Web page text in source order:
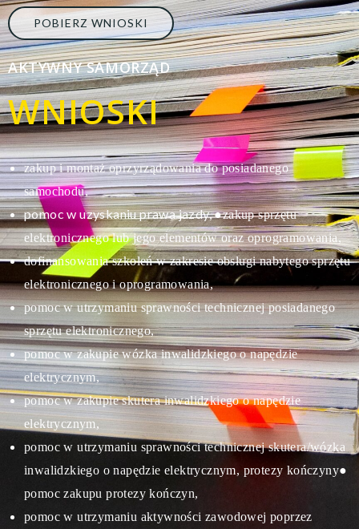
POBIERZ WNIOSKI
AKTYWNY SAMORZĄD
WNIOSKI
zakup i montaż oprzyrządowania do posiadanego
samochodu,
pomoc w uzyskaniu prawa jazdy,●zakup sprzętu
elektronicznego lub jego elementów oraz oprogramowania,
dofinansowania szkoleń w zakresie obsługi nabytego sprzętu
elektronicznego i oprogramowania,
pomoc w utrzymaniu sprawności technicznej posiadanego
sprzętu elektronicznego,
pomoc w zakupie wózka inwalidzkiego o napędzie
elektrycznym,
pomoc w zakupie skutera inwalidzkiego o napędzie
elektrycznym,
pomoc w utrzymaniu sprawności technicznej skutera/wózka
inwalidzkiego o napędzie elektrycznym, protezy kończyny●
pomoc zakupu protezy kończyn,
pomoc w utrzymaniu aktywności zawodowej poprzez